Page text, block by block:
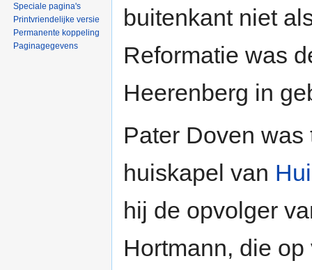
buitenkant niet
Reformatie was
Heerenberg in
Pater Doven
huiskapel van
hij de opvolger
Hortmann, die
Speciale pagina's
Printvriendelijke versie
Permanente koppeling
Paginagegevens